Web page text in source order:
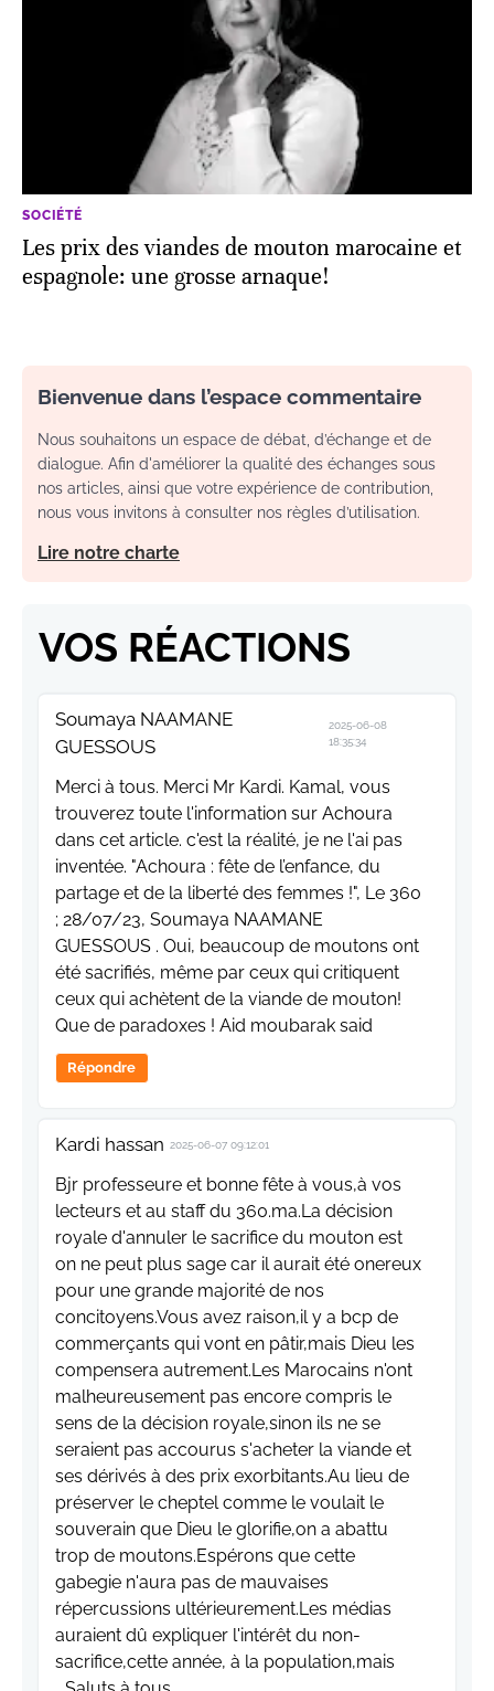
SOCIÉTÉ
Les prix des viandes de mouton marocaine et
espagnole: une grosse arnaque!
Bienvenue dans l’espace commentaire
Nous souhaitons un espace de débat, d’échange et de
dialogue. Afin d'améliorer la qualité des échanges sous
nos articles, ainsi que votre expérience de contribution,
nous vous invitons à consulter nos règles d’utilisation.
Lire notre charte
VOS RÉACTIONS
Soumaya NAAMANE
GUESSOUS
2025-06-08
18:35:34
Merci à tous. Merci Mr Kardi. Kamal, vous
trouverez toute l'information sur Achoura
dans cet article. c'est la réalité, je ne l'ai pas
inventée. "Achoura : fête de l’enfance, du
partage et de la liberté des femmes !", Le 360
; 28/07/23, Soumaya NAAMANE
GUESSOUS . Oui, beaucoup de moutons ont
été sacrifiés, même par ceux qui critiquent
ceux qui achètent de la viande de mouton!
Que de paradoxes ! Aid moubarak said
Répondre
Kardi hassan 2025-06-07 09:12:01
Bjr professeure et bonne fête à vous,à vos
lecteurs et au staff du 360.ma.La décision
royale d'annuler le sacrifice du mouton est
on ne peut plus sage car il aurait été onereux
pour une grande majorité de nos
concitoyens.Vous avez raison,il y a bcp de
commerçants qui vont en pâtir,mais Dieu les
compensera autrement.Les Marocains n'ont
malheureusement pas encore compris le
sens de la décision royale,sinon ils ne se
seraient pas accourus s'acheter la viande et
ses dérivés à des prix exorbitants.Au lieu de
préserver le cheptel comme le voulait le
souverain que Dieu le glorifie,on a abattu
trop de moutons.Espérons que cette
gabegie n'aura pas de mauvaises
répercussions ultérieurement.Les médias
auraient dû expliquer l'intérêt du non-
sacrifice,cette année, à la population,mais